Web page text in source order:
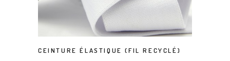
CEINTURE ÉLASTIQUE (FIL RECYCLÉ)